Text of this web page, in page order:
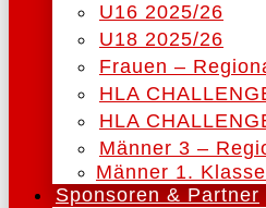
U16 2025/26
U18 2025/26
Frauen –
HLA
HLA
Männer 3 –
Männer 1.
Sponsoren & Partner